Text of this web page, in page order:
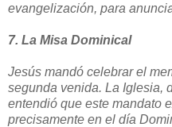
evangelización, para
7. La Misa Dominical
Jesús mandó celebrar el
segunda venida. La Iglesia,
entendió que este mandato
precisamente en el día